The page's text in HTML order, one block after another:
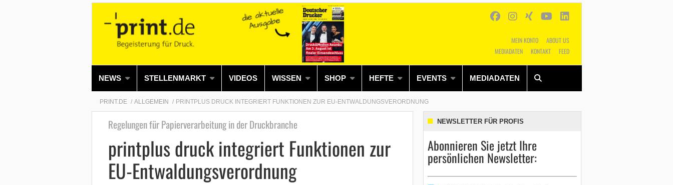
MEIN KONTO
ABOUT US
MEDIADATEN
KONTAKT FEED
NEWS STELLENMARKT VIDEOS WISSEN SHOP HEFTE EVENTS MEDIADATEN
Alles Shop SUCHEN
PRINT.DE ALLGEMEIN PRINTPLUS DRUCK INTEGRIERT FUNKTIONEN ZUR EU-ENTWALDUNGSVERORDNUNG
Regelungen für Papierverarbeitung in der Druckbranche
printplus druck integriert Funktionen zur
EU-Entwaldungsverordnung
NEWSLETTER FÜR PROFIS
Abonnieren Sie jetzt Ihre
persönlichen Newsletter: